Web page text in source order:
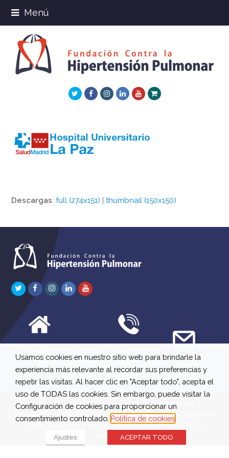
Menú
TwitterFacebookInstagram
LinkedInYoutube
Xing
Descargas:full (274x151) |thumbnail (150x150)
TwitterFacebook
Instagram
LinkedInYoutube
A 28981 Parla Madrid
661 73 42 04
613 22 15 27
info@fchp.es
© 2026 Fundación Contra la Hipertensión Pulmonar
Términos legales|Aviso Legal
Política de cookies|Política de devoluciones y
reembolsos
Usamos cookies en nuestro sitio web para brindarle la
experiencia más relevante al recordar sus preferencias y
repetir las visitas. Al hacer clic en "Aceptar todo", acepta el
uso de TODAS las cookies. Sin embargo, puede visitar la
Configuración de cookies para proporcionar un
consentimiento controlado. Política de cookies
Ajustes ACEPTAR TODO